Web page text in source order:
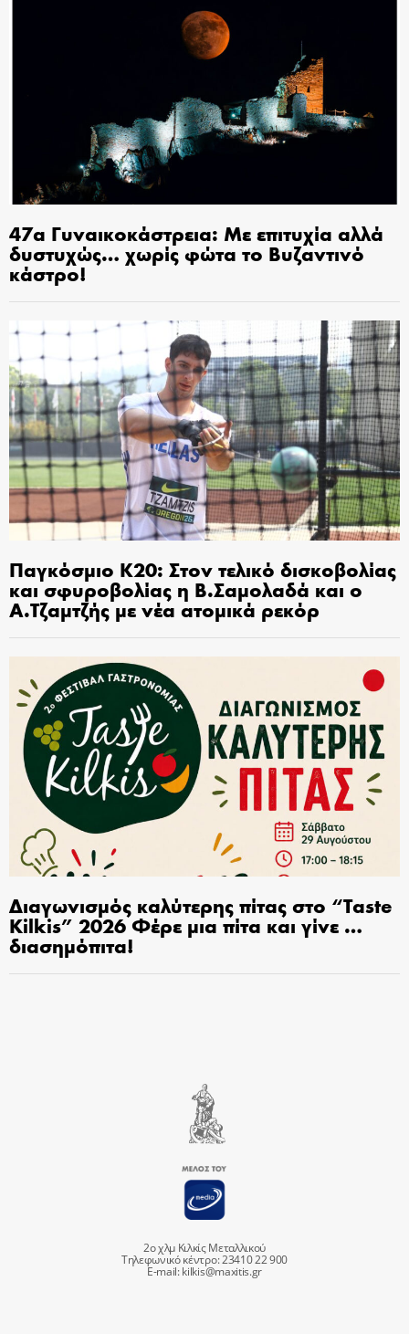
47α Γυναικοκάστρεια: Με επιτυχία αλλά
δυστυχώς… χωρίς φώτα το Βυζαντινό
κάστρο!
Παγκόσμιο Κ20: Στον τελικό δισκοβολίας
και σφυροβολίας η Β.Σαμολαδά και ο
Α.Τζαμτζής με νέα ατομικά ρεκόρ
Διαγωνισμός καλύτερης πίτας στο “Taste
Kilkis” 2026 Φέρε μια πίτα και γίνε …
διασημόπιτα!
2ο χλμ Κιλκίς Μεταλλικού
Τηλεφωνικό κέντρο: 23410 22 900
E-mail:kilkis@maxitis.gr